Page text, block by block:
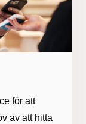
för att
av att hitta